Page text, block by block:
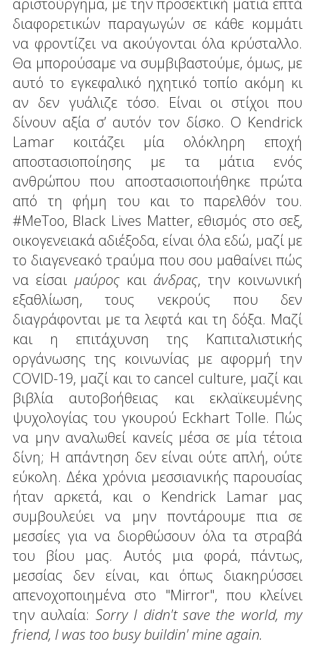
αριστούργημα, με την προσεκτική ματιά επτά
διαφορετικών παραγωγών σε κάθε κομμάτι
να φροντίζει να ακούγονται όλα κρύσταλλο.
Θα μπορούσαμε να συμβιβαστούμε, όμως, με
αυτό το εγκεφαλικό ηχητικό τοπίο ακόμη κι
αν δεν γυάλιζε τόσο. Είναι οι στίχοι που
δίνουν αξία σ’ αυτόν τον δίσκο. O Kendrick
Lamar κοιτάζει μία ολόκληρη εποχή
αποστασιοποίησης με τα μάτια ενός
ανθρώπου που αποστασιοποιήθηκε πρώτα
από τη φήμη του και το παρελθόν του.
#MeToo, Black Lives Matter, εθισμός στο σεξ,
οικογενειακά αδιέξοδα, είναι όλα εδώ, μαζί με
το διαγενεακό τραύμα που σου μαθαίνει πώς
να είσαι μαύρος και άνδρας, την κοινωνική
εξαθλίωση, τους νεκρούς που δεν
διαγράφονται με τα λεφτά και τη δόξα. Μαζί
και η επιτάχυνση της Καπιταλιστικής
οργάνωσης της κοινωνίας με αφορμή την
COVID-19, μαζί και το cancel culture, μαζί και
βιβλία αυτοβοήθειας και εκλαϊκευμένης
ψυχολογίας του γκουρού Eckhart Tolle. Πώς
να μην αναλωθεί κανείς μέσα σε μία τέτοια
δίνη; Η απάντηση δεν είναι ούτε απλή, ούτε
εύκολη. Δέκα χρόνια μεσσιανικής παρουσίας
ήταν αρκετά, και ο Kendrick Lamar μας
συμβουλεύει να μην ποντάρουμε πια σε
μεσσίες για να διορθώσουν όλα τα στραβά
του βίου μας. Αυτός μια φορά, πάντως,
μεσσίας δεν είναι, και όπως διακηρύσσει
απενοχοποιημένα στο "Mirror", που κλείνει
την αυλαία: Sorry I didn't save the world, my
friend, I was too busy buildin' mine again.